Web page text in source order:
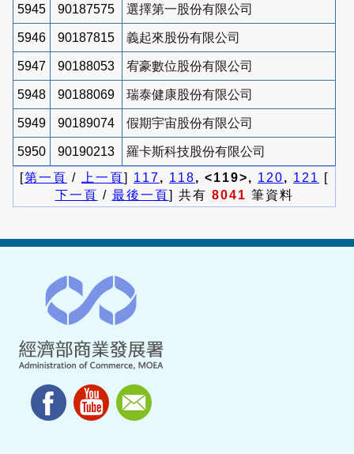
5945 90187575 選擇第一股份有限公司
5946 90187815 義起來股份有限公司
5947 90188053 宥豪數位股份有限公司
5948 90188069 瑞泰健康股份有限公司
5949 90189074 假期宇宙股份有限公司
5950 90190213
羅卡斯科技股份有限公司
[第一頁 / 上一頁] 117, 118, <119>, 120, 121
[
下一頁 / 最後一頁] 共有 8041 筆資料